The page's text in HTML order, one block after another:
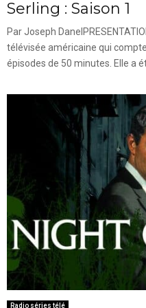
Serling : Saison 1
Par Joseph
télévisée américaine qui
épisodes de 50 minutes. Elle a
Radio séries télé